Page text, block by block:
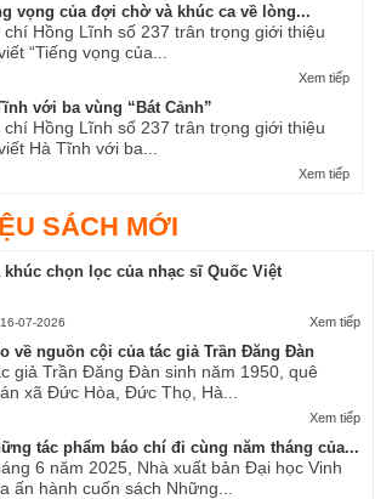
vọng của đợi chờ và khúc ca về lòng...
chí Hồng Lĩnh số 237 trân trọng giới thiệu
“Tiếng vọng của...
Xem tiếp
với ba vùng “Bát Cảnh”
chí Hồng Lĩnh số 237 trân trọng giới thiệu
Hà Tĩnh với ba...
Xem tiếp
SÁCH MỚI
khúc chọn lọc của nhạc sĩ Quốc Việt
Xem tiếp
16-07-2026
về nguồn cội của tác giả Trần Đăng Đàn
giả Trần Đăng Đàn sinh năm 1950, quê
xã Đức Hòa, Đức Thọ, Hà...
Xem tiếp
tác phẩm báo chí đi cùng năm tháng của...
6 năm 2025, Nhà xuất bản Đại học Vinh
ấn hành cuốn sách Những...